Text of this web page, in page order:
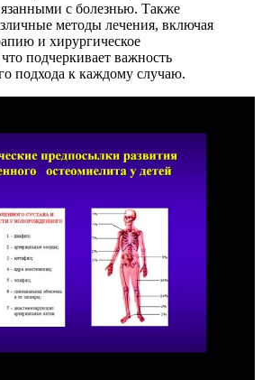
с болезнью. Также
методы лечения, включая
и хирургическое
подчеркивает важность
подхода к каждому случаю.